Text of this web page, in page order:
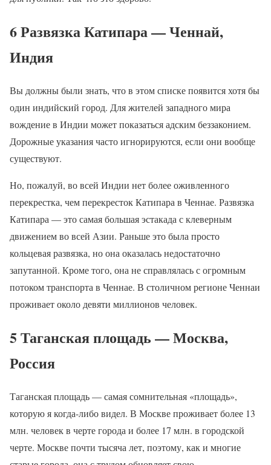
6 Развязка Катипара — Ченнай,
Индия
Вы должны были знать, что в этом списке появится хотя бы
один индийский город. Для жителей западного мира
вождение в Индии может показаться адским беззаконием.
Дорожные указания часто игнорируются, если они вообще
существуют.
Но, пожалуй, во всей Индии нет более оживленного
перекрестка, чем перекресток Катипара в Ченнае. Развязка
Катипара — это самая большая эстакада с клеверным
движением во всей Азии. Раньше это была просто
кольцевая развязка, но она оказалась недостаточно
запутанной. Кроме того, она не справлялась с огромным
потоком транспорта в Ченнае. В столичном регионе Ченнаи
проживает около девяти миллионов человек.
5 Таганская площадь — Москва,
Россия
Таганская площадь — самая сомнительная «площадь»,
которую я когда-либо видел. В Москве проживает более 13
млн. человек в черте города и более 17 млн. в городской
черте. Москве почти тысяча лет, поэтому, как и многие